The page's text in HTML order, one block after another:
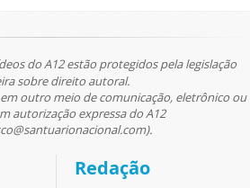
do A12 estão protegidos pela legislação
sobre direito autoral.
outro meio de comunicação, eletrônico ou
autorização expressa do A12
Redação